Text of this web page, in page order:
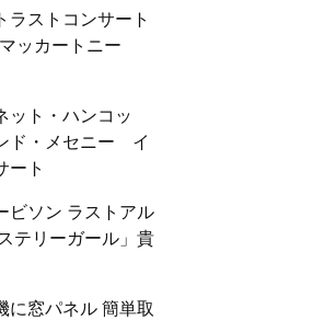
ラストコンサート
ッカートニー
ット・ハンコッ
ド・メセニー イ
ート
ビソン ラストアル
テリーガール」貴
に窓パネル 簡単取